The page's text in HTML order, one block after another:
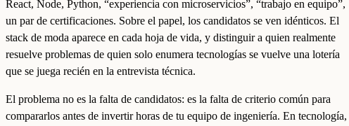
React, Node, Python, “experiencia con microservicios”, “trabajo en equipo”,
un par de certificaciones. Sobre el papel, los candidatos se ven idénticos. El
stack de moda aparece en cada hoja de vida, y distinguir a quien realmente
resuelve problemas de quien solo enumera tecnologías se vuelve una lotería
que se juega recién en la entrevista técnica.
El problema no es la falta de candidatos: es la falta de criterio común para
compararlos antes de invertir horas de tu equipo de ingeniería. En tecnología,